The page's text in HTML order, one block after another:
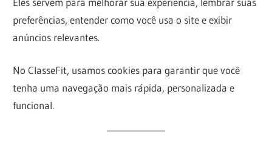
preferências, entender como você usa o site e exibir
anúncios relevantes.
No ClasseFit, usamos cookies para garantir que você
tenha uma navegação mais rápida, personalizada e
funcional.